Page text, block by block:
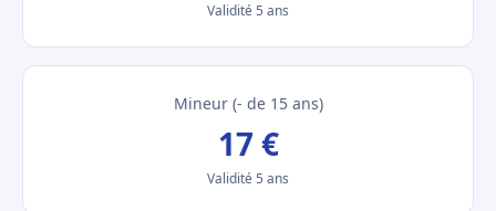
Validité 5 ans
Mineur (- de 15 ans)
17 €
Validité 5 ans